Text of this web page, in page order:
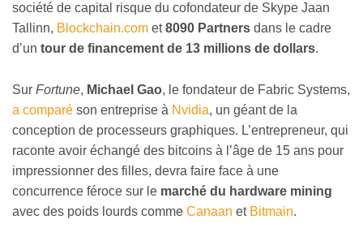
société de capital risque du cofondateur de Skype Jaan
Tallinn, Blockchain.com et8090 Partners dans le cadre
d’un tour de financement de 13 millions de dollars.
Sur Fortune, Michael Gao, le fondateur de Fabric Systems,
a comparé son entreprise à Nvidia, un géant de la
conception de processeurs graphiques. L’entrepreneur, qui
raconte avoir échangé des bitcoins à l’âge de 15 ans pour
impressionner des filles, devra faire face à une
concurrence féroce sur le marché du hardware mining
avec des poids lourds comme Canaan et Bitmain.